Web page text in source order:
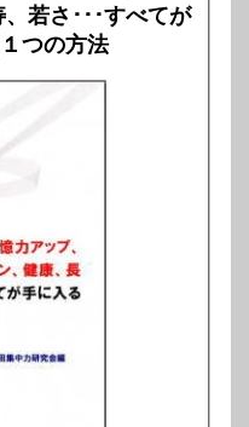
若さ･･･すべてが
つの方法